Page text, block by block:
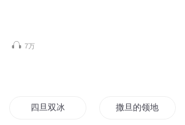
7万
四旦双冰 撒旦的领地